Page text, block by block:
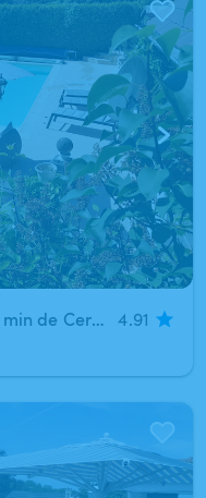
Détente au coeur du Vexin à 30 min de Cergy (Dampsmesnil)
4.91